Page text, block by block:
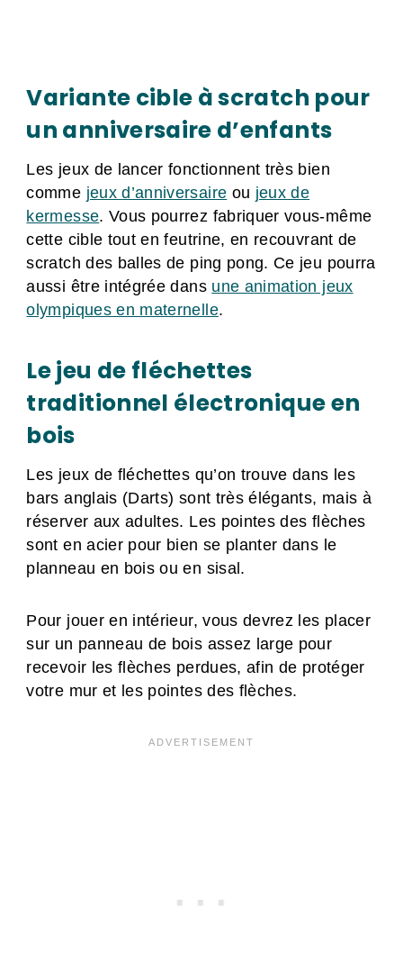
Variante cible à scratch pour
un anniversaire d’enfants
Les jeux de lancer fonctionnent très bien
comme jeux d’anniversaire ou jeux de
kermesse. Vous pourrez fabriquer vous-même
cette cible tout en feutrine, en recouvrant de
scratch des balles de ping pong. Ce jeu pourra
aussi être intégrée dans une animation jeux
olympiques en maternelle.
Le jeu de fléchettes
traditionnel électronique en
bois
Les jeux de fléchettes qu’on trouve dans les
bars anglais (Darts) sont très élégants, mais à
réserver aux adultes. Les pointes des flèches
sont en acier pour bien se planter dans le
planneau en bois ou en sisal.
Pour jouer en intérieur, vous devrez les placer
sur un panneau de bois assez large pour
recevoir les flèches perdues, afin de protéger
votre mur et les pointes des flèches.